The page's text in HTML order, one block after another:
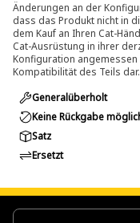
Änderungen an der
dass das Produkt nicht in
dem Kauf an Ihren Cat-
Cat-Ausrüstung in ihrer
Konfiguration
Kompatibilität des Teils dar.
Generalüberholt
Keine Rückgabe
Satz
Ersetzt